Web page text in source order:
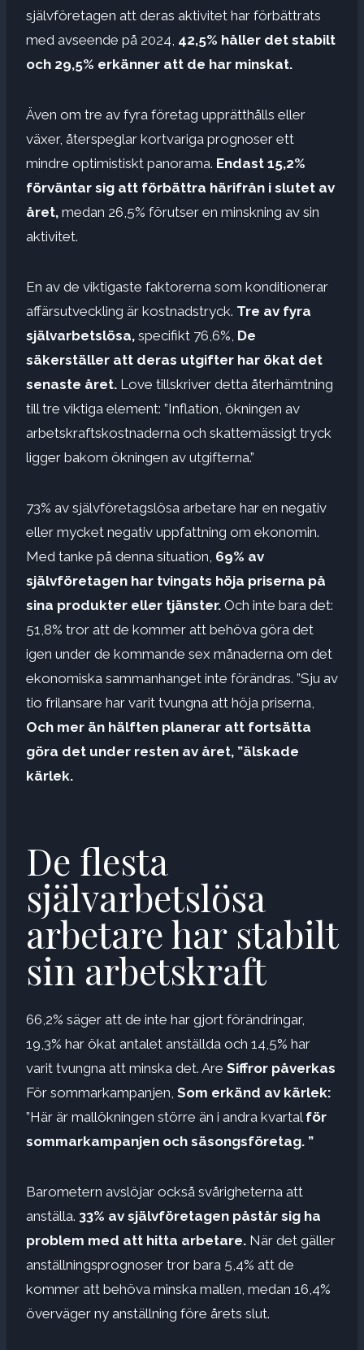
självföretagen att deras aktivitet har förbättrats
med avseende på 2024, 42,5% håller det stabilt
och 29,5% erkänner att de har minskat.
Även om tre av fyra företag upprätthålls eller
växer, återspeglar kortvariga prognoser ett
mindre optimistiskt panorama. Endast 15,2%
förväntar sig att förbättra härifrån i slutet av
året, medan 26,5% förutser en minskning av sin
aktivitet.
En av de viktigaste faktorerna som konditionerar
affärsutveckling är kostnadstryck. Tre av fyra
självarbetslösa, specifikt 76,6%, De
säkerställer att deras utgifter har ökat det
senaste året. Love tillskriver detta återhämtning
till tre viktiga element: ”Inflation, ökningen av
arbetskraftskostnaderna och skattemässigt tryck
ligger bakom ökningen av utgifterna.”
73% av självföretagslösa arbetare har en negativ
eller mycket negativ uppfattning om ekonomin.
Med tanke på denna situation, 69% av
självföretagen har tvingats höja priserna på
sina produkter eller tjänster. Och inte bara det:
51,8% tror att de kommer att behöva göra det
igen under de kommande sex månaderna om det
ekonomiska sammanhanget inte förändras. ”Sju av
tio frilansare har varit tvungna att höja priserna,
Och mer än hälften planerar att fortsätta
göra det under resten av året, ”älskade
kärlek.
De flesta
självarbetslösa
arbetare har stabilt
sin arbetskraft
66,2% säger att de inte har gjort förändringar,
19,3% har ökat antalet anställda och 14,5% har
varit tvungna att minska det. Are Siffror påverkas
För sommarkampanjen, Som erkänd av kärlek:
”Här är mallökningen större än i andra kvartal för
sommarkampanjen och säsongsföretag. ”
Barometern avslöjar också svårigheterna att
anställa. 33% av självföretagen påstår sig ha
problem med att hitta arbetare. När det gäller
anställningsprognoser tror bara 5,4% att de
kommer att behöva minska mallen, medan 16,4%
överväger ny anställning före årets slut.